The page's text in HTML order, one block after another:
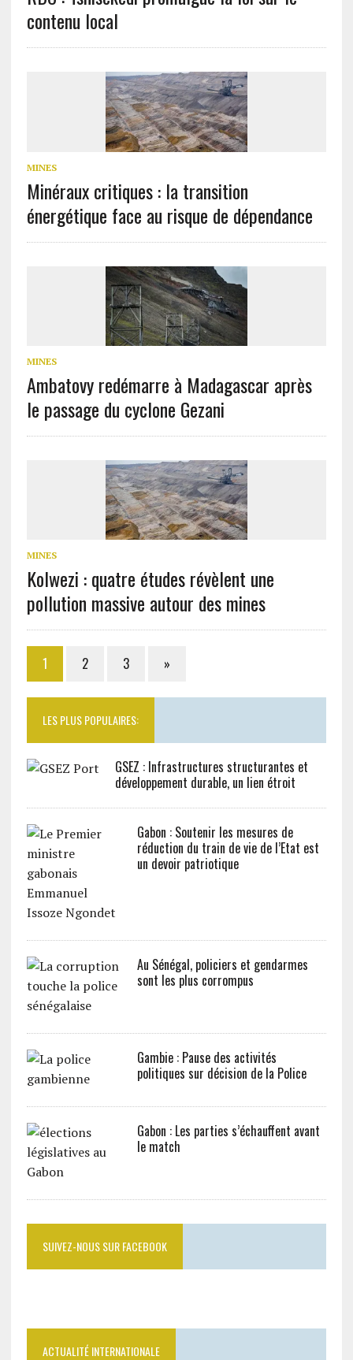
contenu local
MINES
Minéraux critiques : la transition
énergétique face au risque de dépendance
MINES
Ambatovy redémarre à Madagascar après
le passage du cyclone Gezani
MINES
Kolwezi : quatre études révèlent une
pollution massive autour des mines
1 2 3 »
LES PLUS POPULAIRES:
GSEZ : Infrastructures structurantes et
développement durable, un lien étroit
Gabon : Soutenir les mesures de
réduction du train de vie de l’Etat est
un devoir patriotique
Au Sénégal, policiers et gendarmes
sont les plus corrompus
Gambie : Pause des activités
politiques sur décision de la Police
Gabon : Les parties s’échauffent avant
le match
SUIVEZ-NOUS SUR FACEBOOK
ACTUALITÉ INTERNATIONALE